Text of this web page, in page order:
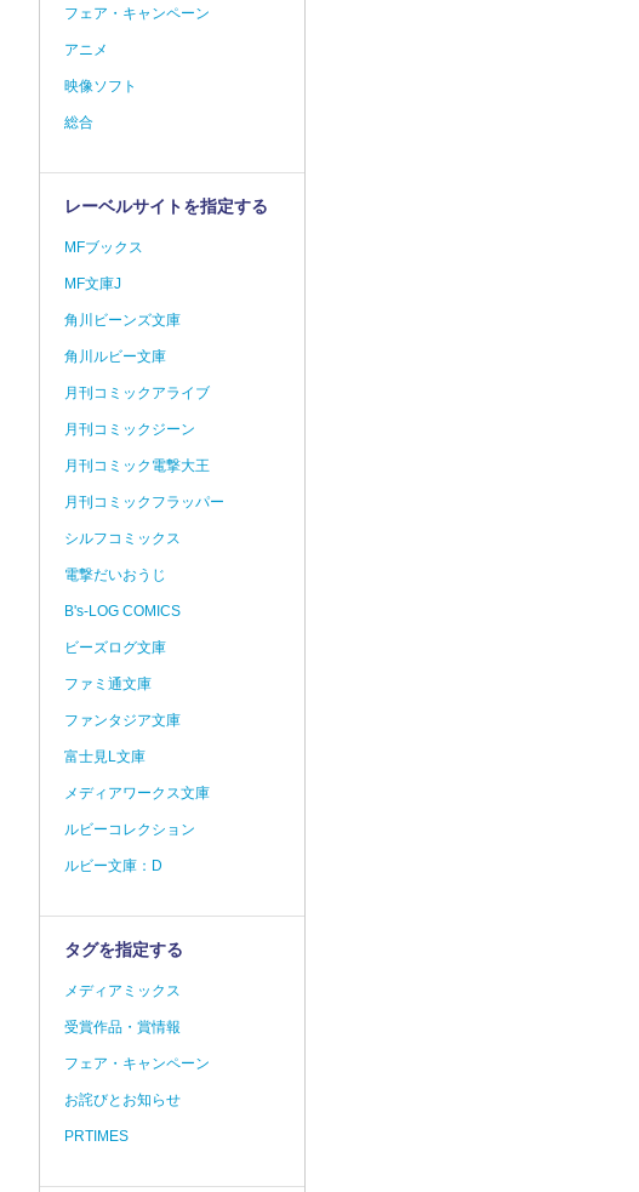
フェア・キャンペーン
アニメ
映像ソフト
総合
レーベルサイトを指定する
MFブックス
MF文庫J
角川ビーンズ文庫
角川ルビー文庫
月刊コミックアライブ
月刊コミックジーン
月刊コミック電撃大王
月刊コミックフラッパー
シルフコミックス
電撃だいおうじ
B's-LOG COMICS
ビーズログ文庫
ファミ通文庫
ファンタジア文庫
富士見L文庫
メディアワークス文庫
ルビーコレクション
ルビー文庫：D
タグを指定する
メディアミックス
受賞作品・賞情報
フェア・キャンペーン
お詫びとお知らせ
PRTIMES